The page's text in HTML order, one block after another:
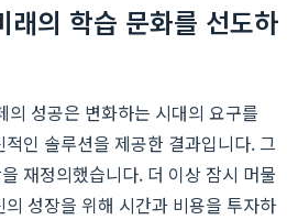
래의 학습 문화를 선도하
의 성공은 변화하는 시대의 요구를
인 솔루션을 제공한 결과입니다. 그
재정의했습니다. 더 이상 잠시 머물
성장을 위해 시간과 비용을 투자하